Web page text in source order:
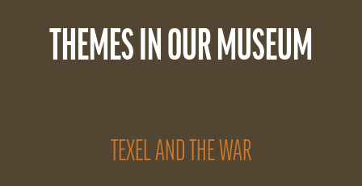
THEMES IN OUR MUSEUM
TEXEL AND THE WAR